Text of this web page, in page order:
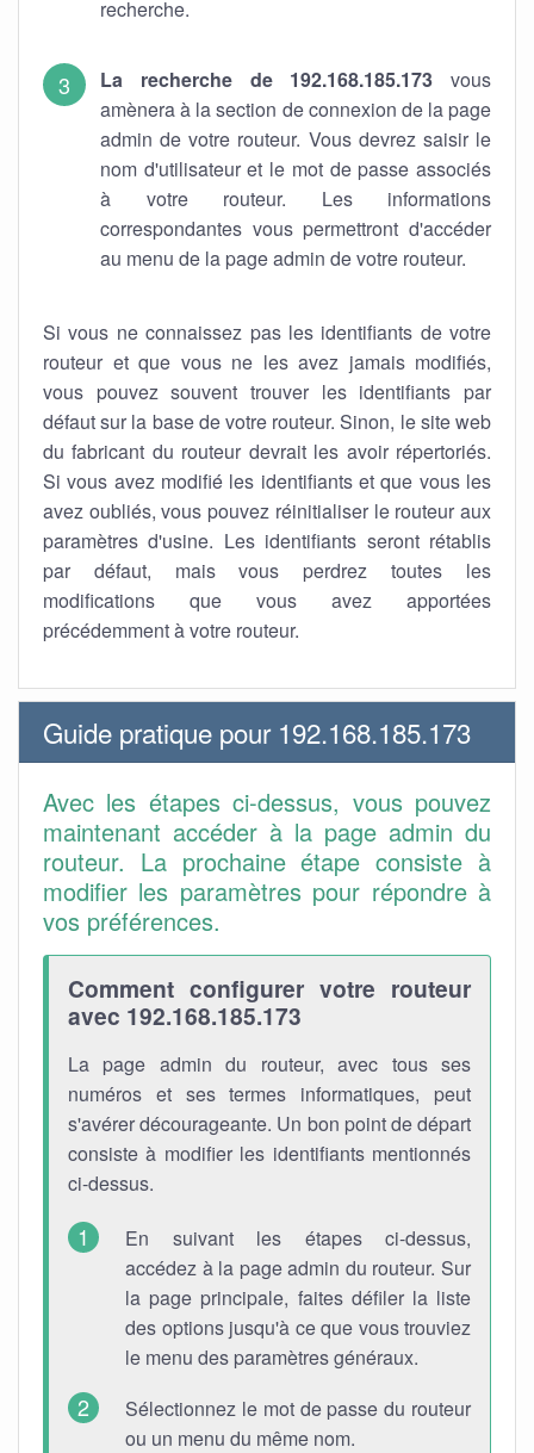
recherche.
La recherche de 192.168.185.173 vous
amènera à la section de connexion de la page
admin de votre routeur. Vous devrez saisir le
nom d'utilisateur et le mot de passe associés
à votre routeur. Les informations
correspondantes vous permettront d'accéder
au menu de la page admin de votre routeur.
Si vous ne connaissez pas les identifiants de votre
routeur et que vous ne les avez jamais modifiés,
vous pouvez souvent trouver les identifiants par
défaut sur la base de votre routeur. Sinon, le site web
du fabricant du routeur devrait les avoir répertoriés.
Si vous avez modifié les identifiants et que vous les
avez oubliés, vous pouvez réinitialiser le routeur aux
paramètres d'usine. Les identifiants seront rétablis
par défaut, mais vous perdrez toutes les
modifications que vous avez apportées
précédemment à votre routeur.
Guide pratique pour 192.168.185.173
Avec les étapes ci-dessus, vous pouvez
maintenant accéder à la page admin du
routeur. La prochaine étape consiste à
modifier les paramètres pour répondre à
vos préférences.
Comment configurer votre routeur
avec 192.168.185.173
La page admin du routeur, avec tous ses
numéros et ses termes informatiques, peut
s'avérer décourageante. Un bon point de départ
consiste à modifier les identifiants mentionnés
ci-dessus.
En suivant les étapes ci-dessus,
accédez à la page admin du routeur. Sur
la page principale, faites défiler la liste
des options jusqu'à ce que vous trouviez
le menu des paramètres généraux.
Sélectionnez le mot de passe du routeur
ou un menu du même nom.